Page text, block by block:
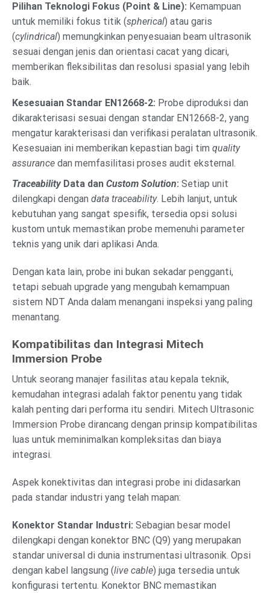
Pilihan Teknologi Fokus (Point & Line): Kemampuan
untuk memiliki fokus titik (spherical) atau garis
(cylindrical) memungkinkan penyesuaian beam ultrasonik
sesuai dengan jenis dan orientasi cacat yang dicari,
memberikan fleksibilitas dan resolusi spasial yang lebih
baik.
Kesesuaian Standar EN12668-2: Probe diproduksi dan
dikarakterisasi sesuai dengan standar EN12668-2, yang
mengatur karakterisasi dan verifikasi peralatan ultrasonik.
Kesesuaian ini memberikan kepastian bagi tim quality
assurance dan memfasilitasi proses audit eksternal.
TraceabilityData dan Custom Solution: Setiap unit
dilengkapi dengan data traceability. Lebih lanjut, untuk
kebutuhan yang sangat spesifik, tersedia opsi solusi
kustom untuk memastikan probe memenuhi parameter
teknis yang unik dari aplikasi Anda.
Dengan kata lain, probe ini bukan sekadar pengganti,
tetapi sebuah upgrade yang mengubah kemampuan
sistem NDT Anda dalam menangani inspeksi yang paling
menantang.
Kompatibilitas dan Integrasi Mitech
Immersion Probe
Untuk seorang manajer fasilitas atau kepala teknik,
kemudahan integrasi adalah faktor penentu yang tidak
kalah penting dari performa itu sendiri. Mitech Ultrasonic
Immersion Probe dirancang dengan prinsip kompatibilitas
luas untuk meminimalkan kompleksitas dan biaya
integrasi.
Aspek konektivitas dan integrasi probe ini didasarkan
pada standar industri yang telah mapan:
Konektor Standar Industri: Sebagian besar model
dilengkapi dengan konektor BNC (Q9) yang merupakan
standar universal di dunia instrumentasi ultrasonik. Opsi
dengan kabel langsung (live cable) juga tersedia untuk
konfigurasi tertentu. Konektor BNC memastikan